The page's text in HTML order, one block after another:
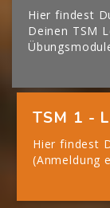
Hier findest
Deinen TSM
TSM 1 -
Hier findest
(Anmeldung